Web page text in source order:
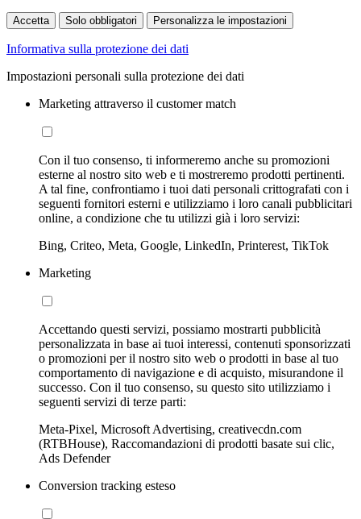
Accetta Solo obbligatori Personalizza le impostazioni
Informativa sulla protezione dei dati
Impostazioni personali sulla protezione dei dati
Marketing attraverso il customer match
Con il tuo consenso, ti informeremo anche su promozioni
esterne al nostro sito web e ti mostreremo prodotti pertinenti.
A tal fine, confrontiamo i tuoi dati personali crittografati con i
seguenti fornitori esterni e utilizziamo i loro canali pubblicitari
online, a condizione che tu utilizzi già i loro servizi:
Bing, Criteo, Meta, Google, LinkedIn, Printerest, TikTok
Marketing
Accettando questi servizi, possiamo mostrarti pubblicità
personalizzata in base ai tuoi interessi, contenuti sponsorizzati
o promozioni per il nostro sito web o prodotti in base al tuo
comportamento di navigazione e di acquisto, misurandone il
successo. Con il tuo consenso, su questo sito utilizziamo i
seguenti servizi di terze parti:
Meta-Pixel, Microsoft Advertising, creativecdn.com
(RTBHouse), Raccomandazioni di prodotti basate sui clic,
Ads Defender
Conversion tracking esteso